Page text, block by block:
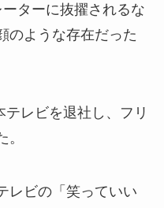
ターに抜擢されるな
のような存在だった
レビを退社し、フリ
レビの「笑っていい